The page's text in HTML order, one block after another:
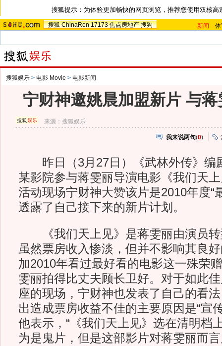
搜狐提示：为体验更加畅快的网页浏览，推荐您使用双核高
搜狐 ChinaRen 17173 焦点房地产 搜狗 新闻 -
搜狐娱乐 > 电影 Movie > 电影新闻
宁财神邀姚晨加盟新片 与
来源：搜狐娱乐
我来说两句(0)
昨日（3月27日）《武林外传》编
某影院参与蒋雯丽导演电影《我们天
活动现场宁财神大赞该片是2010年度“
透露了自己接下来的新片计划。
《我们天上见》是蒋雯丽由演员转
虽然票房收入惨淡，但并不影响其良
加2010年看过最好看的电影这一殊荣
雯丽拍得比丈夫顾长卫好。对于如此
座的现场，宁财神也发表了自己的看
出造成票房收益不佳的主要原因是“宣
他表示，“《我们天上见》选在清明档
为是鬼片，但是这部影片对蒋雯丽而